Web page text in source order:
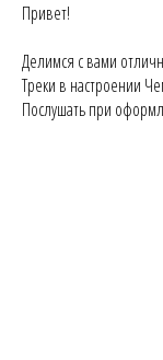
Привет!
Делимся с вами
Треки в настроении
Послушать при